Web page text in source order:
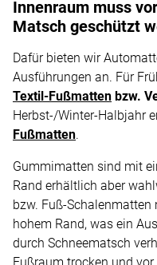
Innenraum muss
Matsch geschützt
Dafür bieten wir
Ausführungen an. Für
Textil-Fußmatten bzw.
Herbst-/Winter-Halbjahr
Fußmatten.
Gummimatten sind mit
Rand erhältlich aber
bzw. Fuß-
hohem Rand, was ein
durch Schneematsch